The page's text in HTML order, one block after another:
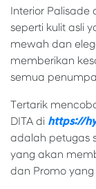
Interior Palisade
seperti kulit asli
mewah dan
memberikan
semua
Tertarik
DITA di https://
adalah petugas
yang akan
dan Promo